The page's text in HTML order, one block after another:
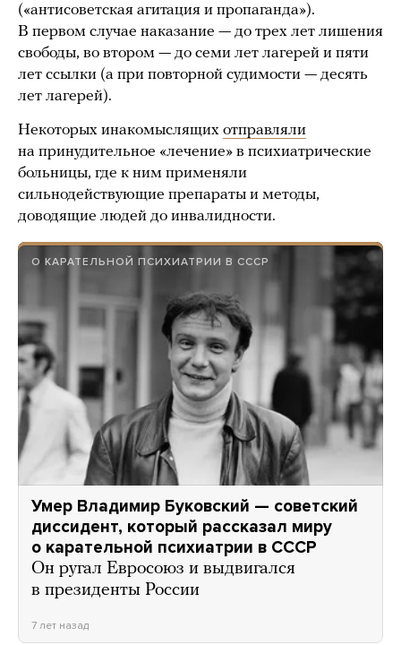
(«антисоветская агитация и пропаганда»).
В первом случае наказание — до трех лет лишения
свободы, во втором — до семи лет лагерей и пяти
лет ссылки (а при повторной судимости — десять
лет лагерей).
Некоторых инакомыслящих отправляли
на принудительное «лечение» в психиатрические
больницы, где к ним применяли
сильнодействующие препараты и методы,
доводящие людей до инвалидности.
О КАРАТЕЛЬНОЙ ПСИХИАТРИИ В СССР
Умер Владимир Буковский — советский
диссидент, который рассказал миру
о карательной психиатрии в СССР
Он ругал Евросоюз и выдвигался
в президенты России
7 лет назад